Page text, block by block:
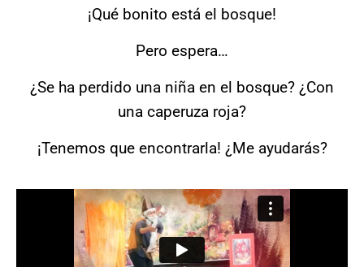
¡Qué bonito está el bosque!
Pero espera…
¿Se ha perdido una niña en el bosque? ¿Con
una caperuza roja?
¡Tenemos que encontrarla! ¿Me ayudarás?